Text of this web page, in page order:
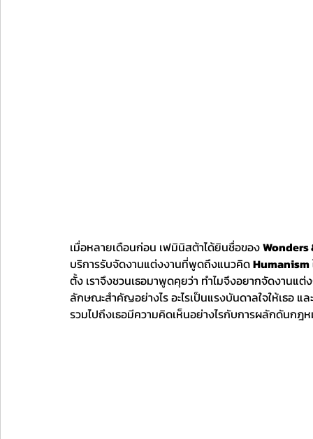
เมื่อหลายเดือนก่อน เฟมินิสต้าได้ยินชื่อของ Wonders
บริการรับจัดงานแต่งงานที่พูดถึงแนวคิด Humanism
ตั้ง เราจึงชวนเธอมาพูดคุยว่า ทำไมจึงอยากจัดงานแ
ลักษณะสำคัญอย่างไร อะไรเป็นแรงบันดาลใจให้เธอ
รวมไปถึงเธอมีความคิดเห็นอย่างไรกับการผลักดันกฎห